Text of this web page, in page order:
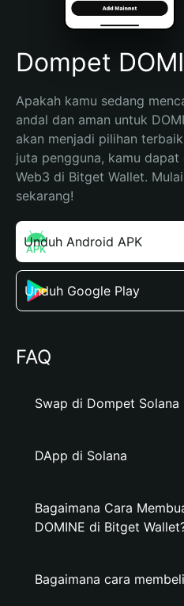
Español (Argentina)
Dompet
Apakah kamu sedang
andal dan aman untuk
akan menjadi pilihan
juta pengguna, kamu
Web3 di Bitget Wallet.
sekarang!
Unduh Android APK
Unduh Google Play
FAQ
Swap di Dompet Solana
DApp di Solana
Bagaimana Cara
DOMINE di Bitget
Bagaimana cara